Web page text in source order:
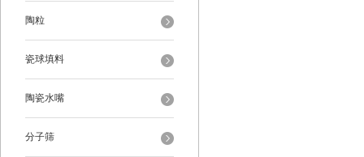
陶粒
瓷球填料
陶瓷水嘴
分子筛